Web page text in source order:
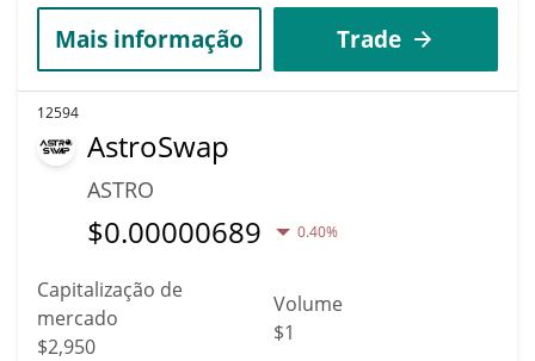
Mais informação Trade
12594
AstroSwap
ASTRO
$0.00000689 0.40%
Capitalização de
mercado
$2,950
Volume
$1